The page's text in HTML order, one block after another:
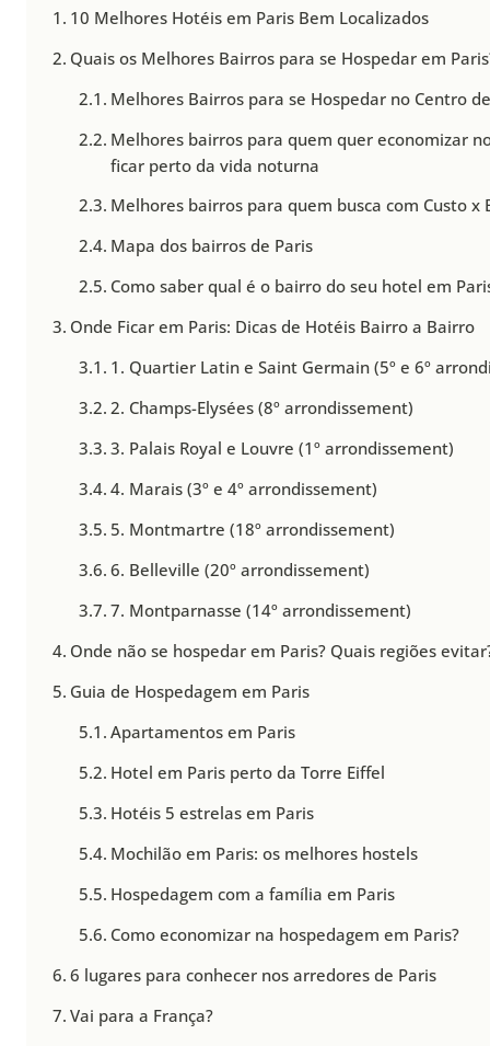
10 Melhores Hotéis em Paris Bem Localizados
Quais os Melhores Bairros para se Hospedar em
Melhores Bairros para se Hospedar no Centro
Melhores bairros para quem quer economizar
ficar perto da vida noturna
Melhores bairros para quem busca com Custo x
Mapa dos bairros de Paris
Como saber qual é o bairro do seu hotel em
Onde Ficar em Paris: Dicas de Hotéis Bairro a Bairro
1. Quartier Latin e Saint Germain (5º e 6º
2. Champs-Elysées (8º arrondissement)
3. Palais Royal e Louvre (1º arrondissement)
4. Marais (3º e 4º arrondissement)
5. Montmartre (18º arrondissement)
6. Belleville (20º arrondissement)
7. Montparnasse (14º arrondissement)
Onde não se hospedar em Paris? Quais regiões
Guia de Hospedagem em Paris
Apartamentos em Paris
Hotel em Paris perto da Torre Eiffel
Hotéis 5 estrelas em Paris
Mochilão em Paris: os melhores hostels
Hospedagem com a família em Paris
Como economizar na hospedagem em Paris?
6 lugares para conhecer nos arredores de Paris
Vai para a França?